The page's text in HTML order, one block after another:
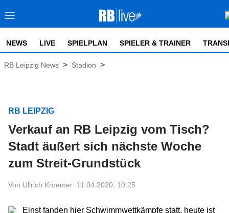
NEWS LIVE SPIELPLAN SPIELER & TRAINER
RB Leipzig News > Stadion >
RB LEIPZIG
Verkauf an RB Leipzig vom Tisch?
Stadt äußert sich nächste Woche
zum Streit-Grundstück
Von Ullrich Kroemer 11.04.2020, 10:25